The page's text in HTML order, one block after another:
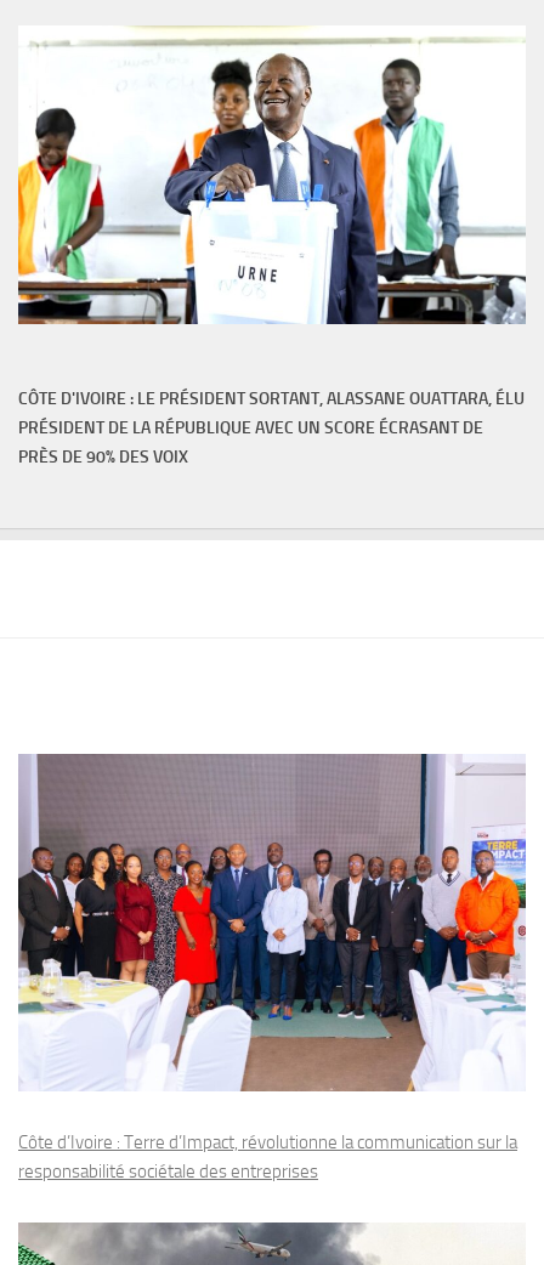
CÔTE D'IVOIRE : LE PRÉSIDENT SORTANT, ALASSANE OUATTARA, ÉLU
PRÉSIDENT DE LA RÉPUBLIQUE AVEC UN SCORE ÉCRASANT DE
PRÈS DE 90% DES VOIX
Côte d’Ivoire : Terre d’Impact, révolutionne la communication sur la
responsabilité sociétale des entreprises